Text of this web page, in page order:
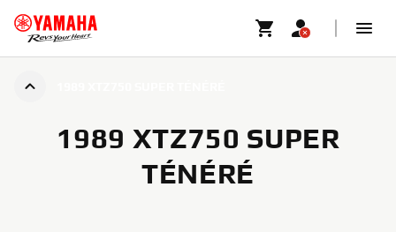
1989 XTZ750 SUPER
TÉNÉRÉ